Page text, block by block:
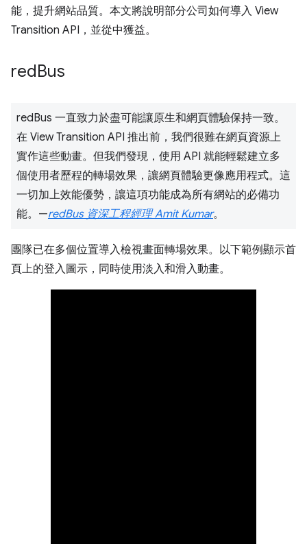
能，提升網站品質。本文將說明部分公司如何導入 View
Transition API，並從中獲益。
redBus
redBus 一直致力於盡可能讓原生和網頁體驗保持一致。
在 View Transition API 推出前，我們很難在網頁資源上
實作這些動畫。但我們發現，使用 API 就能輕鬆建立多
個使用者歷程的轉場效果，讓網頁體驗更像應用程式。這
一切加上效能優勢，讓這項功能成為所有網站的必備功
能。—redBus 資深工程經理 Amit Kumar。
團隊已在多個位置導入檢視畫面轉場效果。以下範例顯示首
頁上的登入圖示，同時使用淡入和滑入動畫。